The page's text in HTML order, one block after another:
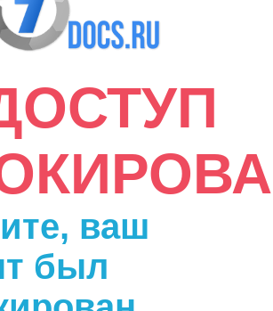
ваш
был